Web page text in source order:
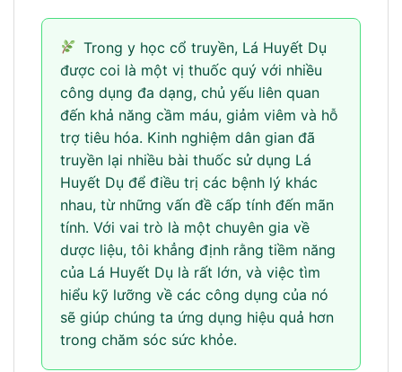
Trong y học cổ truyền, Lá Huyết Dụ
được coi là một vị thuốc quý với nhiều
công dụng đa dạng, chủ yếu liên quan
đến khả năng cầm máu, giảm viêm và hỗ
trợ tiêu hóa. Kinh nghiệm dân gian đã
truyền lại nhiều bài thuốc sử dụng Lá
Huyết Dụ để điều trị các bệnh lý khác
nhau, từ những vấn đề cấp tính đến mãn
tính. Với vai trò là một chuyên gia về
dược liệu, tôi khẳng định rằng tiềm năng
của Lá Huyết Dụ là rất lớn, và việc tìm
hiểu kỹ lưỡng về các công dụng của nó
sẽ giúp chúng ta ứng dụng hiệu quả hơn
trong chăm sóc sức khỏe.